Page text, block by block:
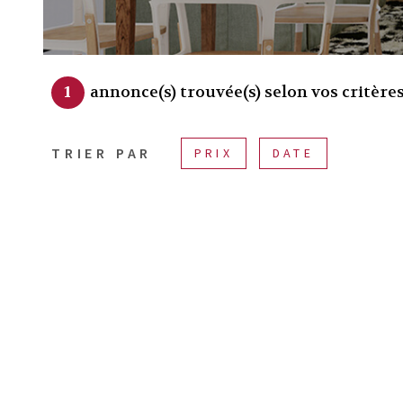
1 annonce(s) trouvée(s) selon vos
TRIER PAR PRIX DATE